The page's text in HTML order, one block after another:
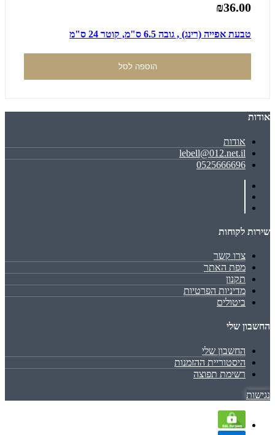
₪36.00
טבעת אפייה (רינג) , גובה 6.5 ס"מ, קוטר 24 ס"מ
הוספה לסל
אודות
אודות
lebell@012.net.il
0525666696
שירות לקוחות
צרו קשר
מפת האתר
תקנון
מדיניות הפרטיות
ביטולים
החשבון שלי
החשבון שלי
היסטוריית ההזמנות
רשימת תפוצה
נגישות